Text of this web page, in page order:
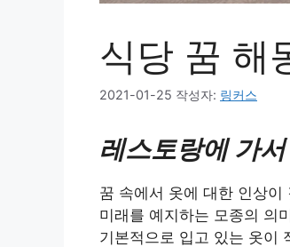
식당 꿈 해
2021-01-25 작성자: 링커스
레스토랑에 가
꿈 속에서 옷에 대한 인상
미래를 예지하는 모종의 의
기본적으로 입고 있는 옷이